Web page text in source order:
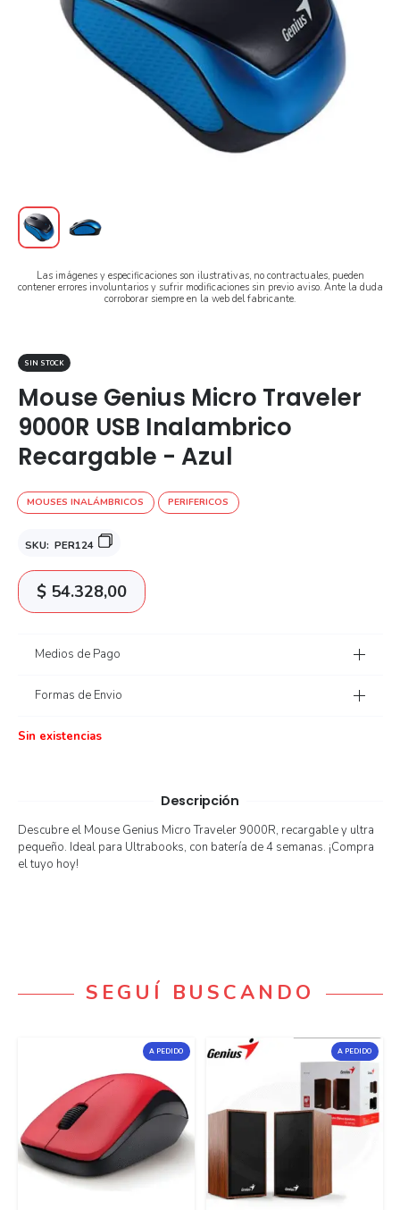
Las imágenes y especificaciones son ilustrativas, no contractuales, pueden
contener errores involuntarios y sufrir modificaciones sin previo aviso. Ante la duda
corroborar siempre en la web del fabricante.
SIN STOCK
Mouse Genius Micro Traveler
9000R USB Inalambrico
Recargable - Azul
MOUSES INALÁMBRICOS PERIFERICOS
SKU: PER124
$54.328,00
Medios de Pago
Formas de Envio
Sin existencias
Descripción
Descubre el Mouse Genius Micro Traveler 9000R, recargable y ultra
pequeño. Ideal para Ultrabooks, con batería de 4 semanas. ¡Compra
el tuyo hoy!
SEGUÍ BUSCANDO
A PEDIDO A PEDIDO